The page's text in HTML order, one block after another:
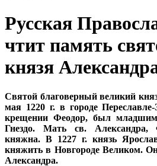
Русская
чтит память
князя
Святой благоверный великий
мая 1220 г. в городе
крещении Феодор, был
Гнездо. Мать св. Александра,
княжна. В 1227 г. князь
княжить в Новгороде Великом.
Александра.